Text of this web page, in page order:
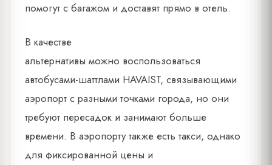
помогут с багажом и доставят прямо в отель.
В качестве
альтернативы можно воспользоваться
автобусами-шаттлами HAVAIST, связывающими
аэропорт с разными точками города, но они
требуют пересадок и занимают больше
времени. В аэропорту также есть такси, однако
для фиксированной цены и